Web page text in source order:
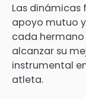
Las dinámicas
apoyo mutuo
cada
alcanzar su
instrumental
atleta.